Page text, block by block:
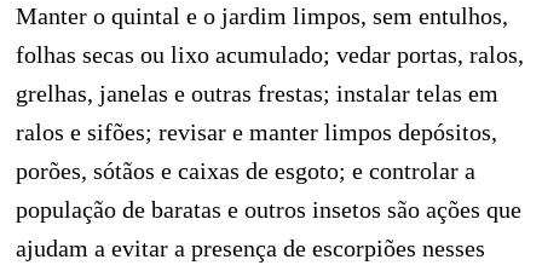
Manter o quintal e o jardim limpos, sem entulhos,
folhas secas ou lixo acumulado; vedar portas, ralos,
grelhas, janelas e outras frestas; instalar telas em
ralos e sifões; revisar e manter limpos depósitos,
porões, sótãos e caixas de esgoto; e controlar a
população de baratas e outros insetos são ações que
ajudam a evitar a presença de escorpiões nesses